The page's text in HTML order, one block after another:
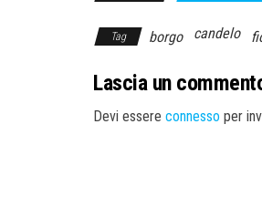
Tag borgo candelo
Lascia un
Devi essere connesso per